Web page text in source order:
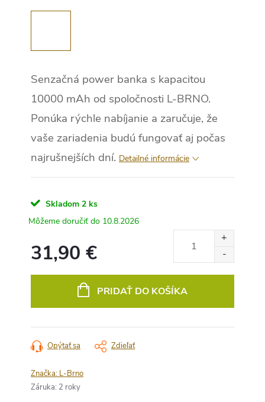
Senzačná power banka s kapacitou
10000 mAh od spoločnosti L-BRNO.
Ponúka rýchle nabíjanie a zaručuje, že
vaše zariadenia budú fungovať aj počas
najrušnejších dní. Detailné informácie
Skladom 2 ks
10.8.2026
31,90 €
PRIDAŤ DO KOŠÍKA
Opýtať sa Zdieľať
Značka: L-Brno
Záruka: 2 roky